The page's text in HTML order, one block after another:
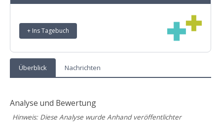
+ Ins Tagebuch
Überblick Nachrichten
Analyse und Bewertung
Hinweis: Diese Analyse wurde Anhand veröffentlichter